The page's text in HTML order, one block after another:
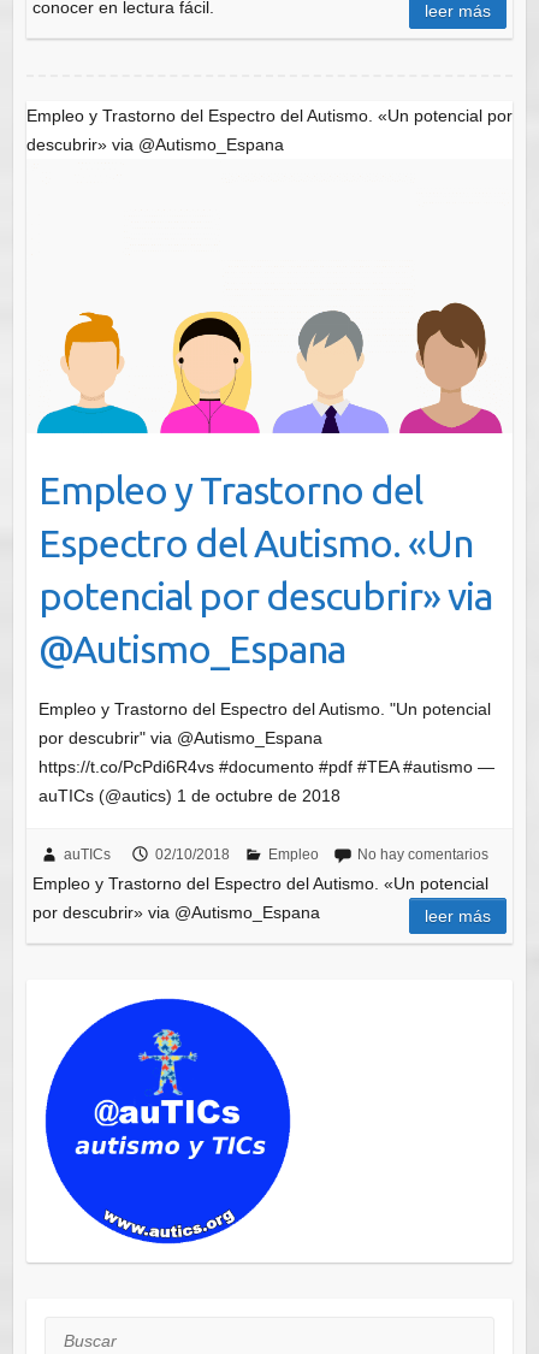
conocer en lectura fácil.
leer más
Empleo y Trastorno del Espectro del Autismo. «Un potencial por
descubrir» via @Autismo_Espana
Empleo y Trastorno del
Espectro del Autismo. «Un
potencial por descubrir» via
@Autismo_Espana
Empleo y Trastorno del Espectro del Autismo. "Un potencial
por descubrir" via @Autismo_Espana
https://t.co/PcPdi6R4vs #documento #pdf #TEA #autismo —
auTICs (@autics) 1 de octubre de 2018
auTICs 02/10/2018 Empleo No hay comentarios
Empleo y Trastorno del Espectro del Autismo. «Un potencial
por descubrir» via @Autismo_Espana
leer más
Buscar